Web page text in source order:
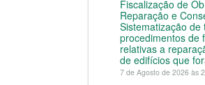
Fiscalização de
Reparação e
Sistematização
procedimentos de
relativas a
de edifícios que
7 de Agosto de 2026 às